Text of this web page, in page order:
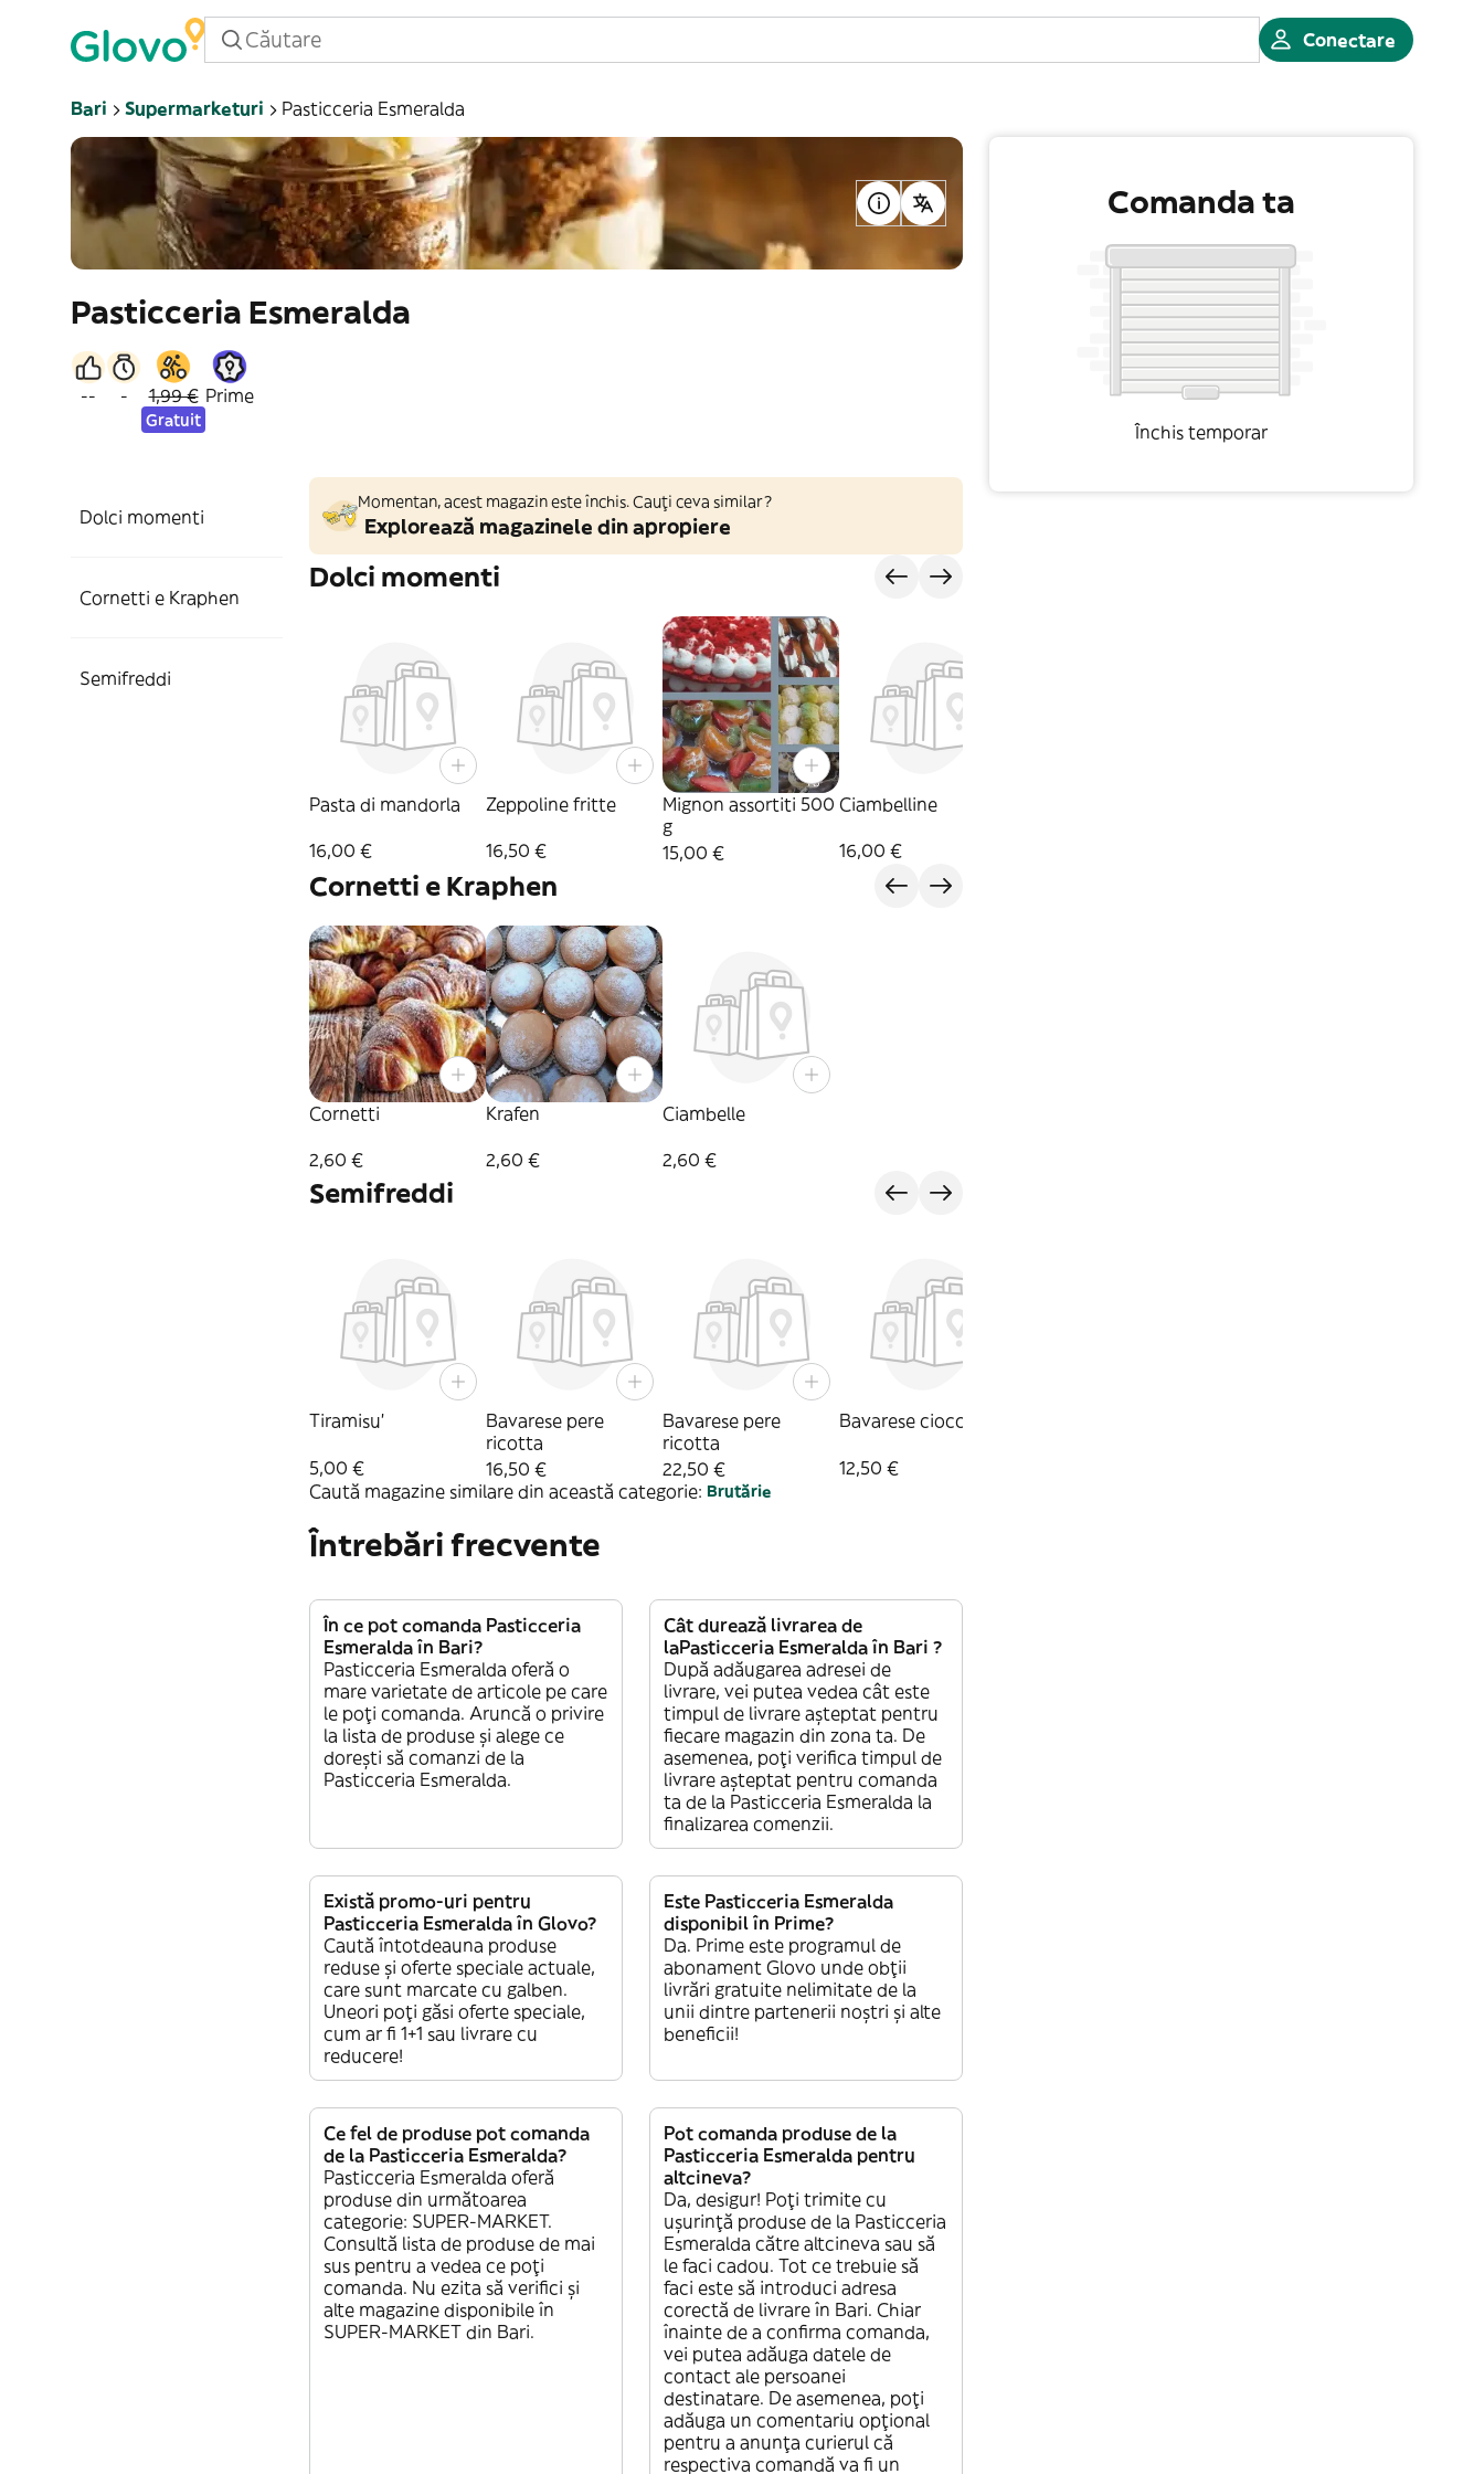
Conectare
Bari Supermarketuri Pasticceria Esmeralda
Pasticceria Esmeralda
-- - 1,99 €
Gratuit
Prime
Dolci momenti
Cornetti e Kraphen
Semifreddi
Momentan, acest magazin este închis. Cauți ceva similar?
Explorează magazinele din apropiere
Dolci momenti
Pasta di mandorla
16,00 €
Zeppoline fritte
16,50 €
Mignon assortiti 500
g
15,00 €
Ciambelline
16,00 €
Cornetti e Kraphen
Cornetti
2,60 €
Krafen
2,60 €
Ciambelle
2,60 €
Semifreddi
Tiramisu'
5,00 €
Bavarese pere
ricotta
16,50 €
Bavarese pere
ricotta
22,50 €
Bavarese cioccolato
12,50 €
Caută magazine similare din această categorie: Brutărie
Întrebări frecvente
În ce pot comanda Pasticceria
Esmeralda în Bari?
Pasticceria Esmeralda oferă o
mare varietate de articole pe care
le poți comanda. Aruncă o privire
la lista de produse și alege ce
dorești să comanzi de la
Pasticceria Esmeralda.
Cât durează livrarea de
laPasticceria Esmeralda în Bari ?
După adăugarea adresei de
livrare, vei putea vedea cât este
timpul de livrare așteptat pentru
fiecare magazin din zona ta. De
asemenea, poți verifica timpul de
livrare așteptat pentru comanda
ta de la Pasticceria Esmeralda la
finalizarea comenzii.
Există promo-uri pentru
Pasticceria Esmeralda în Glovo?
Caută întotdeauna produse
reduse și oferte speciale actuale,
care sunt marcate cu galben.
Uneori poți găsi oferte speciale,
cum ar fi 1+1 sau livrare cu
reducere!
Este Pasticceria Esmeralda
disponibil în Prime?
Da. Prime este programul de
abonament Glovo unde obții
livrări gratuite nelimitate de la
unii dintre partenerii noștri și alte
beneficii!
Ce fel de produse pot comanda
de la Pasticceria Esmeralda?
Pasticceria Esmeralda oferă
produse din următoarea
categorie: SUPER-MARKET.
Consultă lista de produse de mai
sus pentru a vedea ce poți
comanda. Nu ezita să verifici și
alte magazine disponibile în
SUPER-MARKET din Bari.
Pot comanda produse de la
Pasticceria Esmeralda pentru
altcineva?
Da, desigur! Poți trimite cu
ușurință produse de la Pasticceria
Esmeralda către altcineva sau să
le faci cadou. Tot ce trebuie să
faci este să introduci adresa
corectă de livrare în Bari. Chiar
înainte de a confirma comanda,
vei putea adăuga datele de
contact ale persoanei
destinatare. De asemenea, poți
adăuga un comentariu opțional
pentru a anunța curierul că
respectiva comandă va fi un
Comanda ta
Închis temporar